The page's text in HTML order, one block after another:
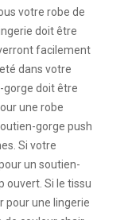
votre robe de
doit être
facilement
dans votre
gorge doit être
une robe
gorge push
Si votre
un soutien-
ouvert. Si le tissu
pour une lingerie